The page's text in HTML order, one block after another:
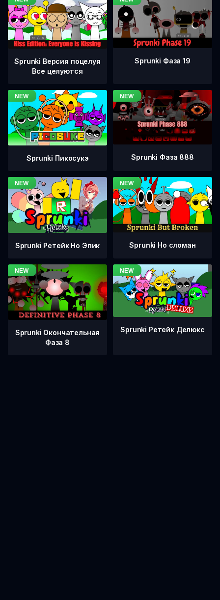
Sprunki Версия поцелуя
Все целуются
Sprunki Фаза 19
Sprunki Пикосукэ Sprunki Фаза 888
Sprunki Ретейк Но Эпик Sprunki Но сломан
Sprunki Окончательная
Фаза 8
Sprunki Ретейк Делюкс